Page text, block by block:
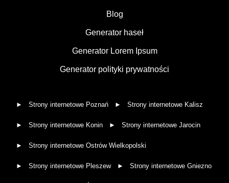
Blog
Generator haseł
Generator Lorem Ipsum
Generator polityki prywatności
Strony internetowe Poznań Strony internetowe Kalisz
Strony internetowe Konin Strony internetowe Jarocin
Strony internetowe Ostrów Wielkopolski
Strony internetowe Pleszew Strony internetowe Gniezno